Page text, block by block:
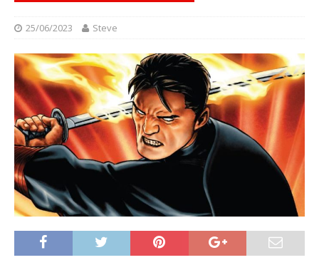
25/06/2023 Steve